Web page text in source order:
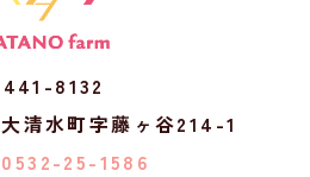
441-8132
清水町字藤ヶ谷214-1
0532-25-1586